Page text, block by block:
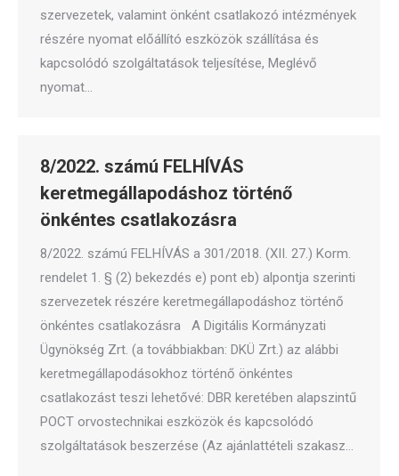
szervezetek, valamint önként csatlakozó intézmények
részére nyomat előállító eszközök szállítása és
kapcsolódó szolgáltatások teljesítése, Meglévő
nyomat…
8/2022. számú FELHÍVÁS
keretmegállapodáshoz történő
önkéntes csatlakozásra
8/2022. számú FELHÍVÁS a 301/2018. (XII. 27.) Korm.
rendelet 1. § (2) bekezdés e) pont eb) alpontja szerinti
szervezetek részére keretmegállapodáshoz történő
önkéntes csatlakozásra A Digitális Kormányzati
Ügynökség Zrt. (a továbbiakban: DKÜ Zrt.) az alábbi
keretmegállapodásokhoz történő önkéntes
csatlakozást teszi lehetővé: DBR keretében alapszintű
POCT orvostechnikai eszközök és kapcsolódó
szolgáltatások beszerzése (Az ajánlattételi szakasz…